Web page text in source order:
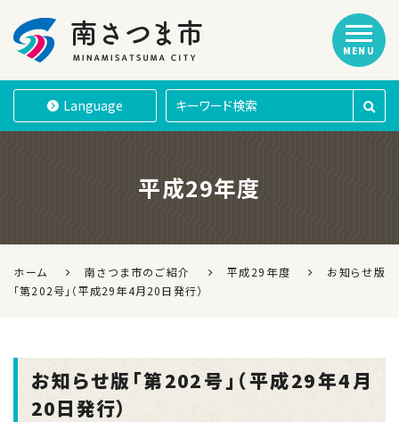
南さつま市
Language
MENU
平成29年度
ホーム 南さつま市のご紹介 平成29年度
お知らせ版
「第202号」（平成29年4月20日発行）
お知らせ版「第202号」（平成29年4月
20日発行）